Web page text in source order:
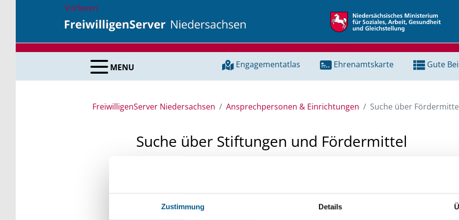
Zustimmung Details
Vorlesen
MENU Engagementatlas Ehrenamtskarte Gute
FreiwilligenServer Niedersachsen Ansprechpersonen & Einrichtungen Suche über
Suche über Stiftungen und Fördermittel
Sie suchen finanzielle Unterstützung für ein Projekt oder ein Vorhaben? Hier können
Kleinschreibung beachten.